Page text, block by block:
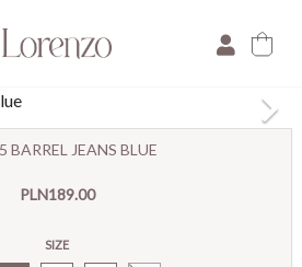
BARREL JEANS BLUE
PLN189.00
SIZE